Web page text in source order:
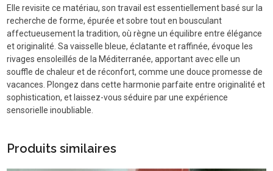
Elle revisite ce matériau, son travail est essentiellement basé sur la
recherche de forme, épurée et sobre tout en bousculant
affectueusement la tradition, où règne un équilibre entre élégance
et originalité. Sa vaisselle bleue, éclatante et raffinée, évoque les
rivages ensoleillés de la Méditerranée, apportant avec elle un
souffle de chaleur et de réconfort, comme une douce promesse de
vacances. Plongez dans cette harmonie parfaite entre originalité et
sophistication, et laissez-vous séduire par une expérience
sensorielle inoubliable.
Produits similaires